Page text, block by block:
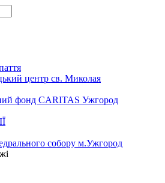
центр св. Миколая
фонд CARITAS Ужгород
собору м.Ужгород